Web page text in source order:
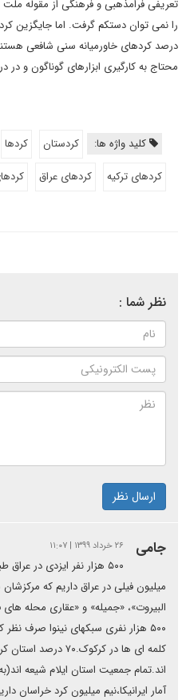
تعریفی فرامذهبی و فرهنگی از مقوله
را نمی توان دستکم گرفت. اما جایگزین
درصد کردهای خاورمیانه سنی شافعی
محتاج به کارگیری ابزارهای گوناگون و
کلید واژه ها: کردستان کردها
کردهای ترکیه
کردهای عراق
نظر شما :
ارسال نظر
جامی ۲۶ خرداد ۱۳۹۹ | ۱۱:۰۷
۵۰۰ هزار نفر ایزدی در
میلیون فیلی در عراق داریم که
البیروت»، «جمیله» و «عقاری محله
۵۰۰ هزار نفری سبکهای نینوا صرف
کلمه ای ها در
اند.تمام جمعیت استان ایلام شیعه
آمار ایرانیکا،نیم میلیون کرد خراسان